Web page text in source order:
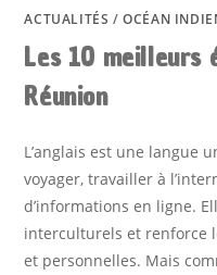
ACTUALITÉS /OCÉAN
Les 10 meilleurs
Réunion
L’anglais est une langue
voyager, travailler à
d’informations en ligne.
interculturels et renforce
et personnelles. Mais